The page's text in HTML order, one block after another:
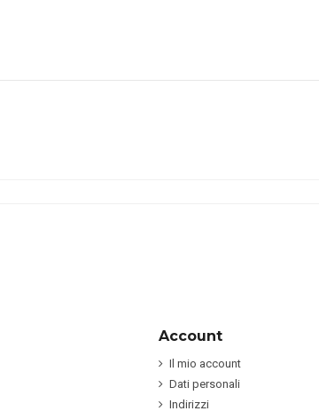
Account
Il mio account
Dati personali
Indirizzi